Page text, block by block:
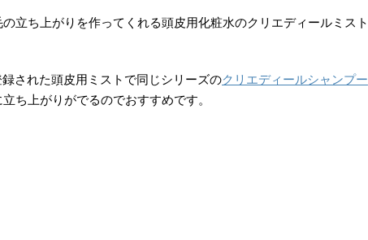
立ち上がりを作ってくれる頭皮用化粧水のクリエディールミスト
された頭皮用ミストで同じシリーズのクリエディールシャンプー
ち上がりがでるのでおすすめです。